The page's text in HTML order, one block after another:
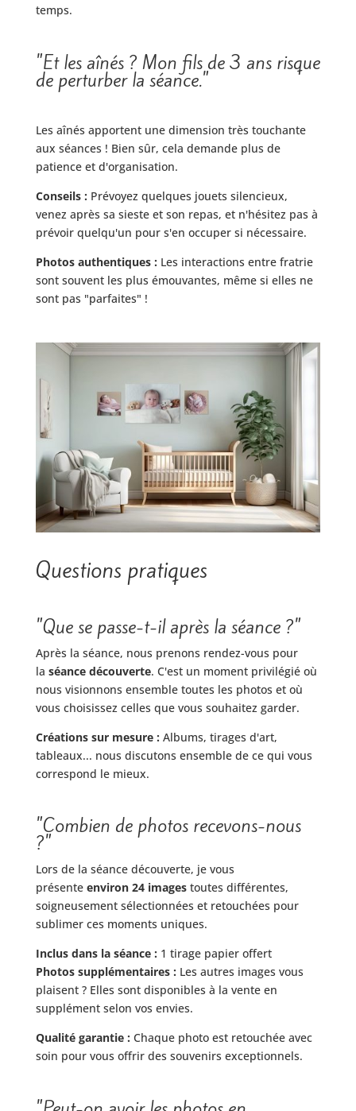
temps.
"Et les aînés ? Mon fils de 3 ans risque
de perturber la séance."
Les aînés apportent une dimension très touchante
aux séances ! Bien sûr, cela demande plus de
patience et d'organisation.
Conseils : Prévoyez quelques jouets silencieux,
venez après sa sieste et son repas, et n'hésitez pas à
prévoir quelqu'un pour s'en occuper si nécessaire.
Photos authentiques : Les interactions entre fratrie
sont souvent les plus émouvantes, même si elles ne
sont pas "parfaites" !
Questions pratiques
"Que se passe-t-il après la séance ?"
Après la séance, nous prenons rendez-vous pour
la séance découverte. C'est un moment privilégié où
nous visionnons ensemble toutes les photos et où
vous choisissez celles que vous souhaitez garder.
Créations sur mesure : Albums, tirages d'art,
tableaux... nous discutons ensemble de ce qui vous
correspond le mieux.
"Combien de photos recevons-nous
?"
Lors de la séance découverte, je vous
présente environ 24 imagestoutes différentes,
soigneusement sélectionnées et retouchées pour
sublimer ces moments uniques.
Inclus dans la séance : 1 tirage papier offert
Photos supplémentaires : Les autres images vous
plaisent ? Elles sont disponibles à la vente en
supplément selon vos envies.
Qualité garantie : Chaque photo est retouchée avec
soin pour vous offrir des souvenirs exceptionnels.